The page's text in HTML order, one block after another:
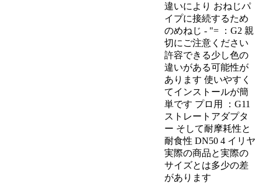
違いにより おねじパ
イプに接続するため
のめねじ - "= ：G2 親
切にご注意ください
許容できる少し色の
違いがある可能性が
あります 使いやすく
てインストールが簡
単です プロ用 ：G11
ストレートアダプタ
ー そして耐摩耗性と
耐食性 DN50 4 イリヤ
実際の商品と実際の
サイズとは多少の差
があります